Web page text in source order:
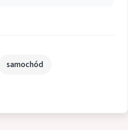
samochód